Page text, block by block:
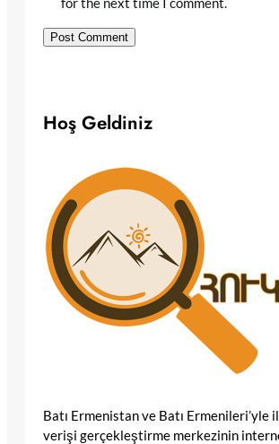
Hoş Geldiniz
Batı Ermenistan ve Batı Ermenileri’yle
verişi gerçekleştirme merkezinin